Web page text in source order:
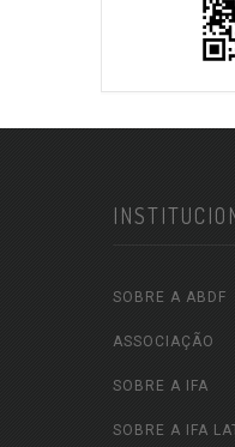
SOBRE A ABDF
ASSOCIAÇÃO
SOBRE A IFA
SOBRE A IFA